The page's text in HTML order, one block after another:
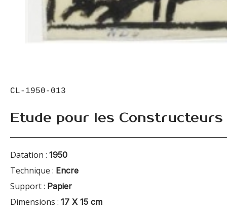
CL-1950-013
Etude pour les Constructeurs
Datation : 1950
Technique : Encre
Support : Papier
Dimensions : 17 X 15 cm